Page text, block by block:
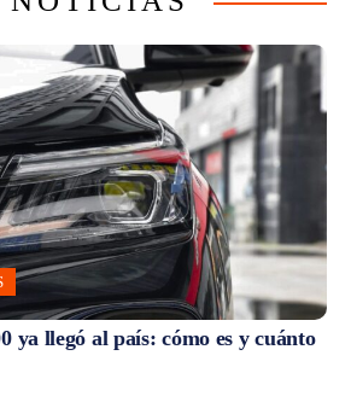
ya llegó al país: cómo es y cuánto